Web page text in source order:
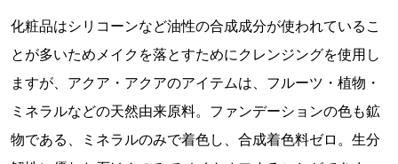
化粧品はシリコーンなど油性の合成成分が使われているこ
とが多いためメイクを落とすためにクレンジングを使用し
ますが、アクア・アクアのアイテムは、フルーツ・植物・
ミネラルなどの天然由来原料。ファンデーションの色も鉱
物である、ミネラルのみで着色し、合成着色料ゼロ。生分